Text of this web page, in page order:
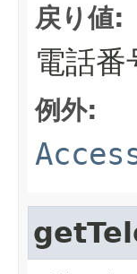
戻り値:
電話番
例外: